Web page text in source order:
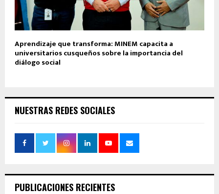
Aprendizaje que transforma: MINEM capacita a
universitarios cusqueños sobre la importancia del
diálogo social
NUESTRAS REDES SOCIALES
PUBLICACIONES RECIENTES